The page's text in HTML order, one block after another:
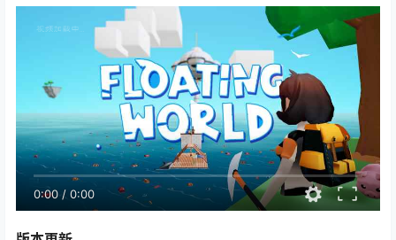
0:00 / 0:00